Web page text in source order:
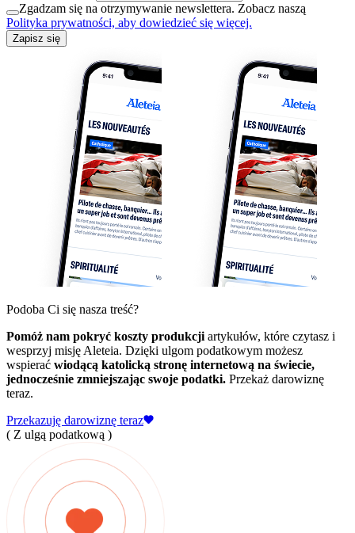
Zgadzam się na otrzymywanie newslettera. Zobacz naszą
Polityka prywatności, aby dowiedzieć się więcej.
Zapisz się
Podoba Ci się nasza treść?
Pomóż nam pokryć koszty produkcji artykułów, które czytasz i
wesprzyj misję Aleteia. Dzięki ulgom podatkowym możesz
wspierać wiodącą katolicką stronę internetową na świecie,
jednocześnie zmniejszając swoje podatki. Przekaż darowiznę
teraz.
Przekazuję darowiznę teraz
( Z ulgą podatkową )